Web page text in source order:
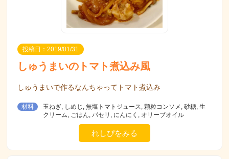
投稿日：2019/01/31
しゅうまいのトマト煮込み風
しゅうまいで作るなんちゃってトマト煮込み
材料
玉ねぎ, しめじ, 無塩トマトジュース, 顆粒コンソメ, 砂糖, 生
クリーム, ごはん, パセリ, にんにく, オリーブオイル
れしぴをみる